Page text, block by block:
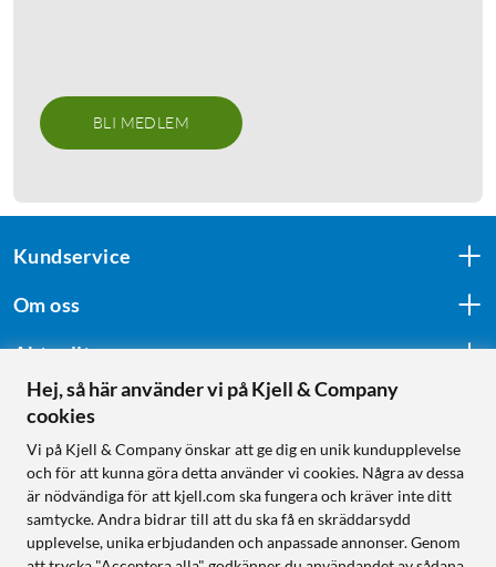
BLI MEDLEM
Kundservice
Om oss
Aktuellt
Följ oss
Handla från:
Hej, så här använder vi på Kjell & Company
cookies
Vi på Kjell & Company önskar att ge dig en unik kundupplevelse
och för att kunna göra detta använder vi cookies. Några av dessa
är nödvändiga för att kjell.com ska fungera och kräver inte ditt
samtycke. Andra bidrar till att du ska få en skräddarsydd
upplevelse, unika erbjudanden och anpassade annonser. Genom